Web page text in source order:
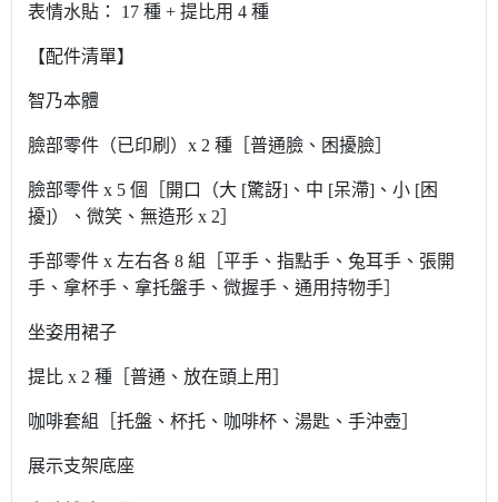
表情水貼： 17 種 + 提比用 4 種
【配件清單】
智乃本體
臉部零件（已印刷）x 2 種［普通臉、困擾臉］
臉部零件 x 5 個［開口（大 [驚訝]、中 [呆滯]、小 [困
擾]）、微笑、無造形 x 2］
手部零件 x 左右各 8 組［平手、指點手、兔耳手、張開
手、拿杯手、拿托盤手、微握手、通用持物手］
坐姿用裙子
提比 x 2 種［普通、放在頭上用］
咖啡套組［托盤、杯托、咖啡杯、湯匙、手沖壺］
展示支架底座